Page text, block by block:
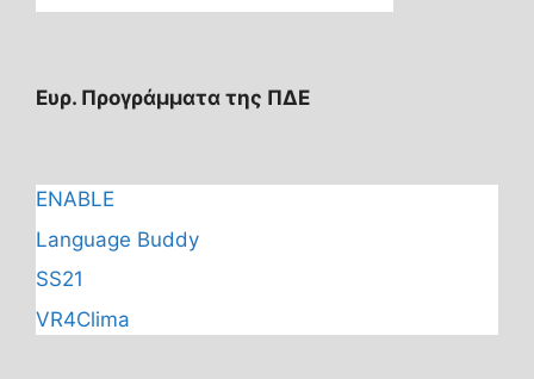
Ευρ. Προγράμματα της ΠΔΕ
ENABLE
Language Buddy
SS21
VR4Clima